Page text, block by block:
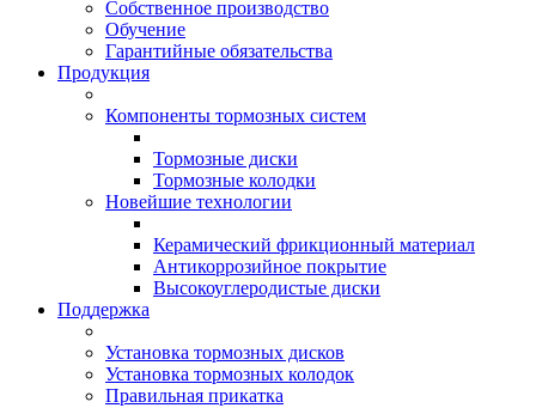
Собственное производство
Обучение
Гарантийные обязательства
Продукция
Компоненты тормозных систем
Тормозные диски
Тормозные колодки
Новейшие технологии
Керамический фрикционный материал
Антикоррозийное покрытие
Высокоуглеродистые диски
Поддержка
Установка тормозных дисков
Установка тормозных колодок
Правильная прикатка